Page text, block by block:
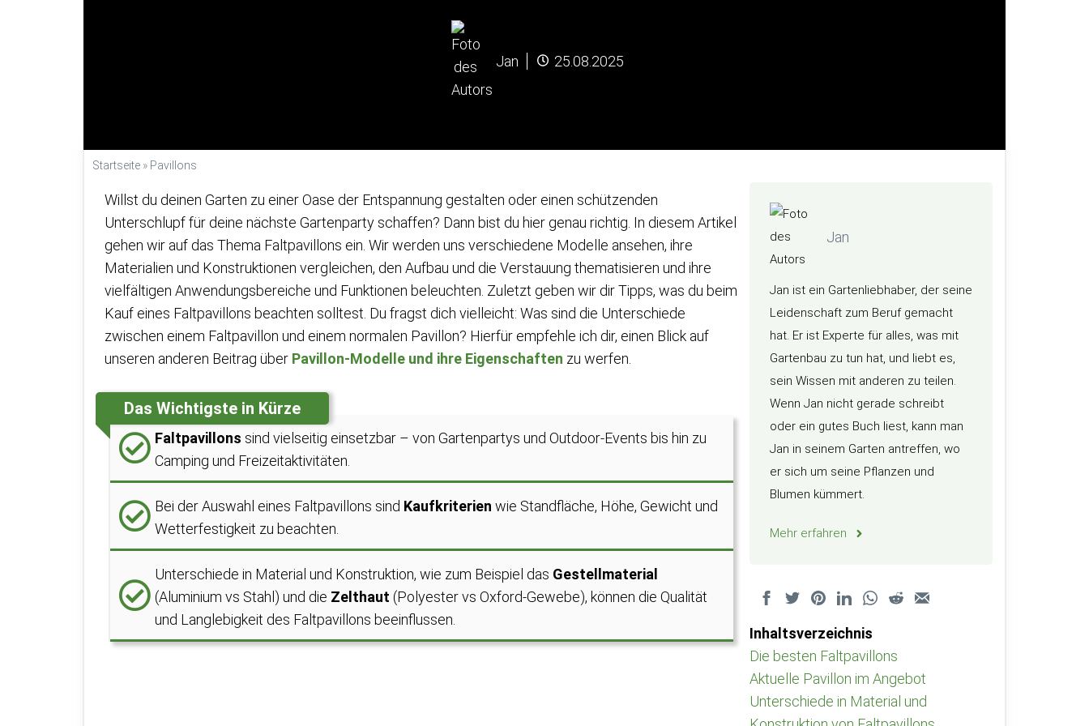
Jan 25.08.2025
Startseite » Pavillons
Willst du deinen Garten zu einer Oase der Entspannung gestalten oder einen schützenden
Unterschlupf für deine nächste Gartenparty schaffen? Dann bist du hier genau richtig. In diesem Artikel
gehen wir auf das Thema Faltpavillons ein. Wir werden uns verschiedene Modelle ansehen, ihre
Materialien und Konstruktionen vergleichen, den Aufbau und die Verstauung thematisieren und ihre
vielfältigen Anwendungsbereiche und Funktionen beleuchten. Zuletzt geben wir dir Tipps, was du beim
Kauf eines Faltpavillons beachten solltest. Du fragst dich vielleicht: Was sind die Unterschiede
zwischen einem Faltpavillon und einem normalen Pavillon? Hierfür empfehle ich dir, einen Blick auf
unseren anderen Beitrag über Pavillon-Modelle und ihre Eigenschaften zu werfen.
Das Wichtigste in Kürze
Faltpavillons sind vielseitig einsetzbar – von Gartenpartys und Outdoor-Events bis hin zu
Camping und Freizeitaktivitäten.
Bei der Auswahl eines Faltpavillons sind Kaufkriterien wie Standfläche, Höhe, Gewicht und
Wetterfestigkeit zu beachten.
Unterschiede in Material und Konstruktion, wie zum Beispiel das Gestellmaterial
(Aluminium vs Stahl) und die Zelthaut (Polyester vs Oxford-Gewebe), können die Qualität
und Langlebigkeit des Faltpavillons beeinflussen.
Jan
Jan ist ein Gartenliebhaber, der seine
Leidenschaft zum Beruf gemacht
hat. Er ist Experte für alles, was mit
Gartenbau zu tun hat, und liebt es,
sein Wissen mit anderen zu teilen.
Wenn Jan nicht gerade schreibt
oder ein gutes Buch liest, kann man
Jan in seinem Garten antreffen, wo
er sich um seine Pflanzen und
Blumen kümmert.
Mehr erfahren
Inhaltsverzeichnis
Die besten Faltpavillons
Aktuelle Pavillon im Angebot
Unterschiede in Material und